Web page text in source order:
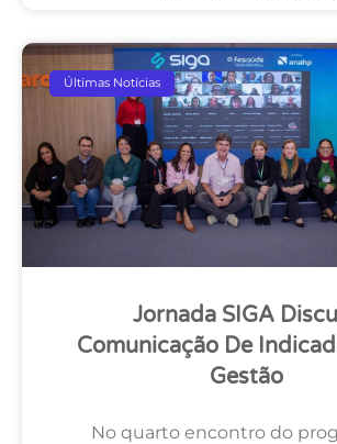
Últimas Notícias
Jornada SIGA
Comunicação De
Gestão
No quarto encontro do